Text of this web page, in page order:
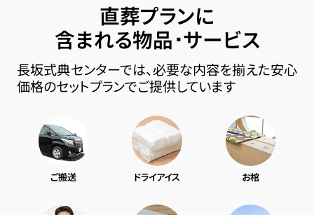
直葬プランに
含まれる物品･サービス
長坂式典センターでは、必要な内容を揃えた安心
価格のセットプランでご提供しています
ご搬送 ドライアイス お棺